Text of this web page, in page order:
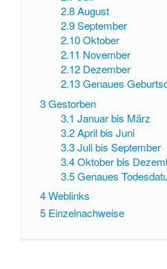
2.8 August
2.9 September
2.10 Oktober
2.11 November
2.12 Dezember
2.13 Genaues
3Gestorben
3.1 Januar bis März
3.2 April bis Juni
3.3 Juli bis September
3.4 Oktober bis
3.5 Genaues
4Weblinks
5 Einzelnachweise